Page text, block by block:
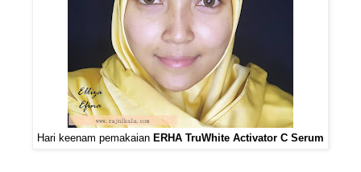
Hari keenam pemakaian ERHA TruWhite Activator C Serum